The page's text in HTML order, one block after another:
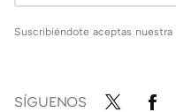
Suscribiéndote aceptas nuestra
SÍGUENOS